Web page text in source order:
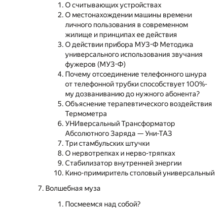
О считывающих устройствах
О местонахождении машины времени
личного пользования в современном
жилище и принципах ее действия
О действии прибора МУЗ-Ф Методика
универсального использования звучания
фужеров (МУЗ-Ф)
Почему отсоединение телефонного шнура
от телефонной трубки способствует 100%-
му дозваниванию до нужного абонента?
Объяснение терапевтического воздействия
Термометра
УНИверсальный Трансформатор
Абсолютного Заряда — Уни-ТАЗ
Три стамбульских штучки
О нервотрепках и нерво-тряпках
Стабилизатор внутренней энергии
Кино-примиритель столовый универсальный
Волшебная муза
Посмеемся над собой?